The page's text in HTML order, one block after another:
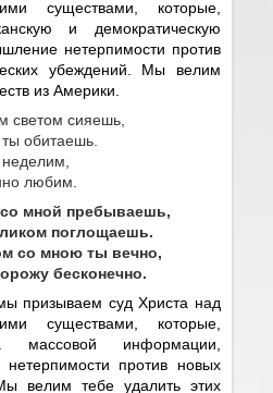
существами, которые,
и демократическую
нетерпимости против
убеждений. Мы велим
из Америки.
светом сияешь,
обитаешь.
любим.
мной пребываешь,
поглощаешь.
со мною ты вечно,
бесконечно.
призываем суд Христа над
существами, которые,
массовой информации,
против новых
велим тебе удалить этих